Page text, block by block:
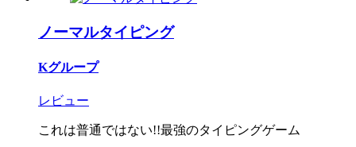
ノーマルタイピング
Kグループ
レビュー
これは普通ではない!!最強のタイピングゲーム